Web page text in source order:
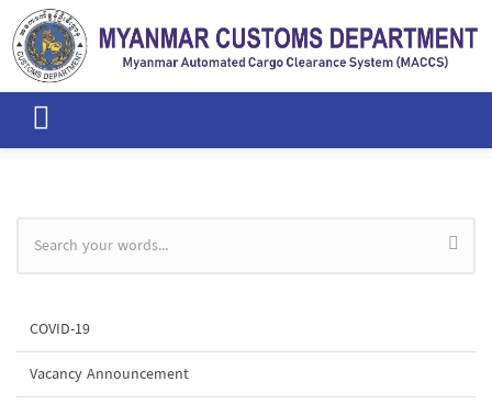
Skip to main content
Search form
COVID-19
Vacancy Announcement